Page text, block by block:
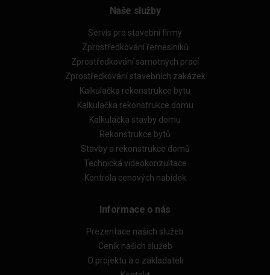
Naše služby
Servis pro stavební firmy
Zprostředkování řemeslníků
Zprostředkování samotných prací
Zprostředkování stavebních zakázek
Kalkulačka rekonstrukce bytu
Kalkulačka rekonstrukce domu
Kalkulačka stavby domu
Rekonstrukce bytů
Stavby a rekonstrukce domů
Technická videokonzultace
Kontrola cenových nabídek
Informace o nás
Prezentace našich služeb
Ceník našich služeb
O projektu a o zakladateli